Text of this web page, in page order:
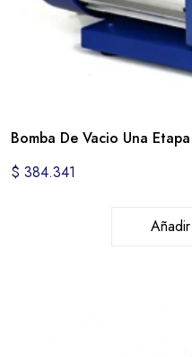
Bomba De Vacio Una
$ 384.341